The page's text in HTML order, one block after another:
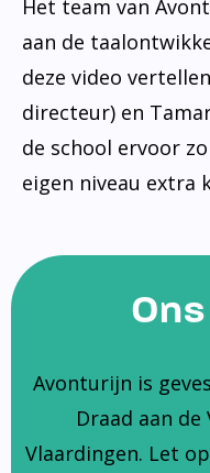
Het team van
aan de
deze video
directeur) en
de school ervoor
eigen niveau extra
Avonturijn is
Draad aan
Vlaardingen. Let